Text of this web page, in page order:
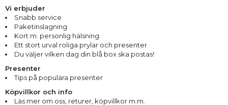
Vi erbjuder
Snabb service
Paketinslagning
Kort m. personlig hälsning
Ett stort urval roliga prylar och presenter
Du väljer vilken dag din blå box ska postas!
Presenter
Tips på populära presenter
Köpvillkor och info
Läs mer om oss returer köpvillkor m.m.